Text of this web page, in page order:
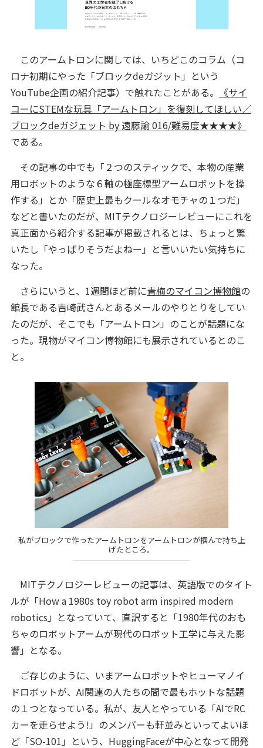
このアームトロンに関しては、いちどこのコラム（コ
ロナ初期にやった「ブロックdeガジット」という
YouTube企画の紹介記事）で触れたことがある。
《サイ
コーにSTEMな玩具「アームトロン」を復刻してほしい／
ブロックdeガジェット by 遠藤諭 016/難易度★★★★》
である。
その記事の中でも「２つのスティックで、本物の産業
用ロボットのような６軸の極座標型アームロボットを操
作する」とか「歴史上最もクールなオモチャの１つだ」
などと書いたのだが、MITテクノロジーレビューにこれを
真正面から紹介する記事が掲載されるとは、ちょっと驚
いたし「やっぱりそうだよねー」と言いいたい気持ちに
なった。
さらにいうと、1週間ほど前に青梅のマイコン博物館の
館長である吉崎武さんとあるメールのやりとりをしてい
たのだが、そこでも「アームトロン」のことが話題にな
った。現物がマイコン博物館にも展示されているとのこ
と。
私がブロックで作ったアームトロンをアームトロンが掴んで持ち上
げたところ。
MITテクノロジーレビューの記事は、英語版でのタイト
ルが「How a 1980s toy robot arm inspired modern
robotics」となっていて、直訳すると「1980年代のおも
ちゃのロボットアームが現代のロボット工学に与えた影
響」となる。
ご存じのように、いまアームロボットやヒューマノイ
ドロボットが、AI関連の人たちの間で最もホットな話題
の１つとなっている。私が、友人とやっている「AIでRC
カーを走らせよう!」のメンバーも軒並みといってよいほ
ど「SO-101」という、HuggingFaceが中心となって開発